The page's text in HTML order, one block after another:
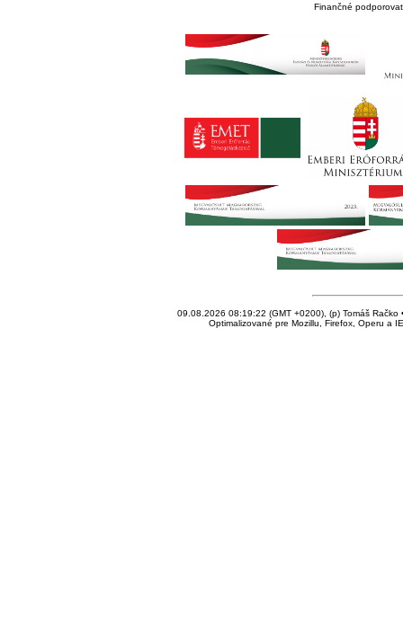
Finančné
09.08.2026 08:19:22 (GMT +0200), (p) Tomáš Račko
Optimalizované pre Mozillu, Firefox, Operu a